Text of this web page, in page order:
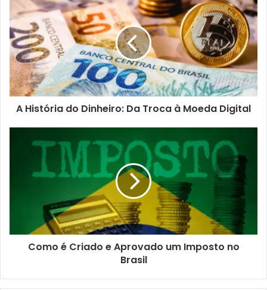
A História do Dinheiro: Da Troca à Moeda Digital
Como é Criado e Aprovado um Imposto no
Brasil